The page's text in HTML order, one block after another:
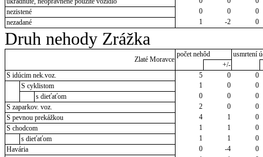
nezistené
0 0
0
nezadané
1 -2 0
Druh nehody Zrážka
Zlaté Moravce
počet nehôd
usmrtení
+/-
S idúcim nek.voz.
5 0
0
S cyklistom
1 0
0
s dieťaťom
0 0
0
S zaparkov. voz.
2 0
0
S pevnou prekážkou
4 1
0
S chodcom
1 1
0
s dieťaťom
1 1
0
Havária
0 -4
0